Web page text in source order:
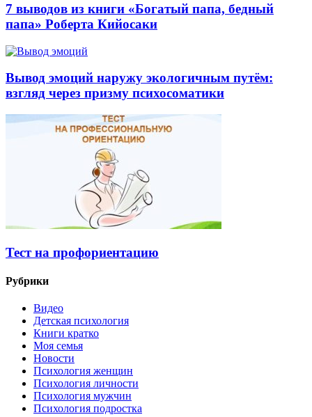
7 выводов из книги «Богатый папа, бедный
папа» Роберта Кийосаки
Вывод эмоций наружу экологичным путём:
взгляд через призму психосоматики
Тест на профориентацию
Рубрики
Видео
Детская психология
Книги кратко
Моя семья
Новости
Психология женщин
Психология личности
Психология мужчин
Психология подростка